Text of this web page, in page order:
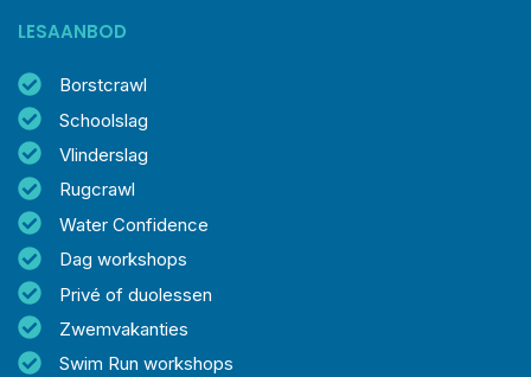
LESAANBOD
Borstcrawl
Schoolslag
Vlinderslag
Rugcrawl
Water Confidence
Dag workshops
Privé of duolessen
Zwemvakanties
Swim Run workshops